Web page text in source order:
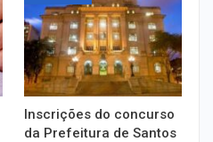
Inscrições do concurso
da Prefeitura de Santos